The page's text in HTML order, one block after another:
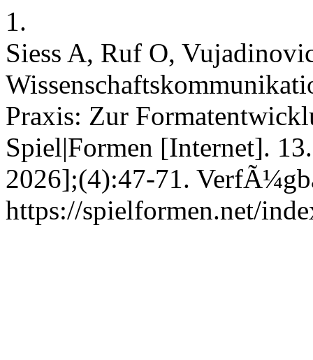
1.
Siess A, Ruf O,
Praxis: Zur
Spiel|Formen [Internet].
2026];(4):47-71.
https://spielformen.net/